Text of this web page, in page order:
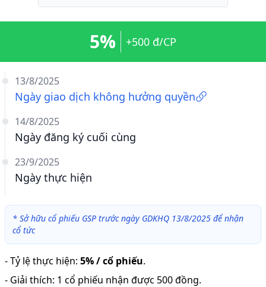
13/8/2025
Ngày giao dịch không hưởng quyền
14/8/2025
Ngày đăng ký cuối cùng
23/9/2025
Ngày thực hiện
5% +500 đ/CP
* Sở hữu cổ phiếu GSP trước ngày GDKHQ 13/8/2025 để nhận
cổ tức
-Tỷ lệ thực hiện: 5% / cổ phiếu.
- Giải thích: 1 cổ phiếu nhận được 500 đồng.